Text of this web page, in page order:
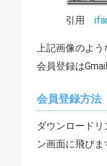
引用
上記画像のよう
会員登録は
会員登録方法
ダウンロード
ン画面に飛びま